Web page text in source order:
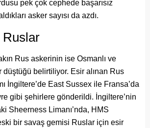
pek çok cephede başarısız
asker sayısı da azdı.
Ruslar
Rus askerinin ise Osmanlı ve
düştüğü belirtiliyor. Esir alınan Rus
İngiltere’de East Sussex ile Fransa’da
gibi şehirlere gönderildi. İngiltere’nin
Sheerness Limanı’nda, HMS
bir savaş gemisi Ruslar için esir